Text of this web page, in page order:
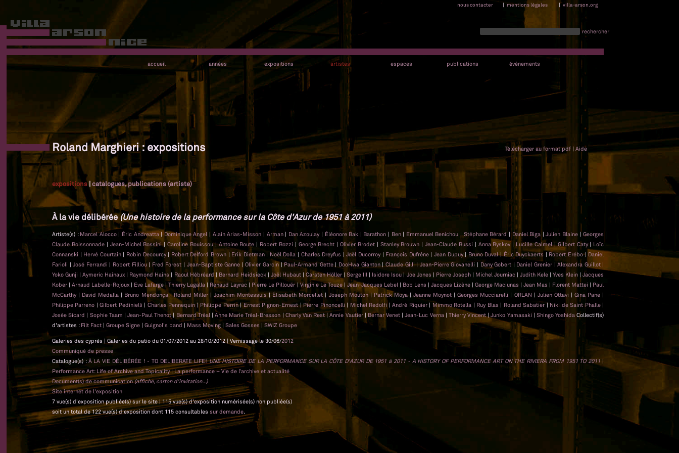
nous contacter | mentions légales | villa-arson.org
rechercher
accueil années expositions artistes espaces publications événements
Roland Marghieri : expositions Télécharger au format pdf | Aide
expositions|catalogues, publications (artiste)
À la vie délibérée(Une histoire de la performance sur la Côte d'Azur de 1951 à 2011)
Artiste(s) : Marcel Alocco | Éric Andreatta |Dominique Angel | Alain Arias-Misson | Arman | Dan Azoulay | Éléonore Bak | Barathon | Ben | Emmanuel Benichou |Stéphane Bérard | Daniel Biga |Julien Blaine |Georges
Claude Boissonnade | Jean-Michel Bossini|Caroline Bouissou|Antoine Boute | Robert Bozzi | George Brecht |Olivier Brodet | Stanley Brouwn |Jean-Claude Bussi | Anna Byskov |Lucille Calmel|Gilbert Caty | Loïc
Connanski | Hervé Courtain | Robin Decourcy | Robert Delford Brown | Erik Dietman | Noël Dolla | Charles Dreyfus |Joël Ducorroy | François Dufrêne |Jean Dupuy | Bruno Duval|Éric Duyckaerts | Robert Erébo| Daniel
Farioli |José Ferrandi | Robert Filliou | Fred Forest | Jean-Baptiste Ganne |Olivier Garcin |Paul-Armand Gette| DooHwa Gianton|Claude Gilli|Jean-Pierre Giovanelli | Dany Gobert | Daniel Grenier |Alexandra Guillot |
Yoko Gunji |Aymeric Hainaux | Raymond Hains | Raoul Hébréard | Bernard Heidsieck | Joël Hubaut |Carsten Höller |Serge III | Isidore Isou | Joe Jones | Pierre Joseph | Michel Journiac |Judith Kele |Yves Klein |Jacques
Kober |Arnaud Labelle-Rojoux | Eve Lafarge|Thierry Lagalla | Renaud Layrac | Pierre Le Pillouër |Virginie Le Touze | Jean-Jacques Lebel | Bob Lens | Jacques Lizène | George Maciunas |Jean Mas | Florent Mattei | Paul
McCarthy | David Medalla | Bruno Mendonça|Roland Miller | Joachim Montessuis | Élisabeth Morcellet | Joseph Mouton|Patrick Moya |Jeanne Moynot |Georges Mucciarelli | ORLAN | Julien Ottavi |Gina Pane |
Philippe Parreno |Gilbert Pedinielli | Charles Pennequin|Philippe Perrin|Ernest Pignon-Ernest|Pierre Pinoncelli | Michel Redolfi |André Riquier | Mimmo Rotella | Ruy Blas | Roland Sabatier | Niki de Saint Phalle |
Josée Sicard | Sophie Taam | Jean-Paul Thenot| Bernard Tréal | Anne Marie Tréal-Bresson | Charly Van Rest |Annie Vautier | Bernar Venet |Jean-Luc Verna | Thierry Vincent|Junko Yamasaki | Shingo YoshidaCollectif(s)
d'artistes : Filt Fact | Groupe Signe | Guignol's band | Mass Moving | Sales Gosses | SWIZ Groupe
Galeries des cyprès | Galeries du patio du 01/07/2012 au 28/10/2012 | Vernissage le 30/06/2012
Communiqué de presse
Catalogue(s) : À LA VIE DÉLIBÉRÉE ! - TO DELIBERATE LIFE!UNE HISTOIRE DE LA PERFORMANCE SUR LA CÔTE D’AZUR DE 1951 à 2011 - A HISTORY OF PERFORMANCE ART ON THE RIVIERA FROM 1951 TO 2011 |
Performance Art: Life of Archive and Topicality|La performance – Vie de l’archive et actualité
Document(s) de communication(affiche, carton d'invitation...)
Site internet de l'exposition
7 vue(s) d'exposition publiée(s) sur le site | 115 vue(s) d'exposition numérisée(s) non publiée(s)
soit un total de 122 vue(s) d'exposition dont 115 consultables sur demande.